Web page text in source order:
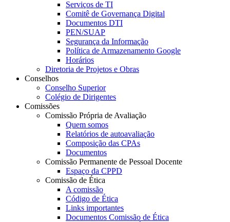
Serviços de TI
Comitê de Governança Digital
Documentos DTI
PEN/SUAP
Segurança da Informação
Política de Armazenamento Google
Horários
Diretoria de Projetos e Obras
Conselhos
Conselho Superior
Colégio de Dirigentes
Comissões
Comissão Própria de Avaliação
Quem somos
Relatórios de autoavaliação
Composição das CPAs
Documentos
Comissão Permanente de Pessoal Docente
Espaço da CPPD
Comissão de Ética
A comissão
Código de Ética
Links importantes
Documentos Comissão de Ética